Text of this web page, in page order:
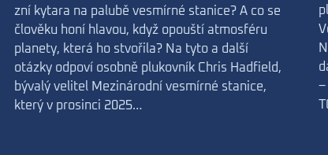
zní kytara na palubě vesmírné stanice? A co se
člověku honí hlavou, když opouští atmosféru
planety, která ho stvořila? Na tyto a další
otázky odpoví osobně plukovník Chris Hadfield,
bývalý velitel Mezinárodní vesmírné stanice,
který v prosinci 2025…
–